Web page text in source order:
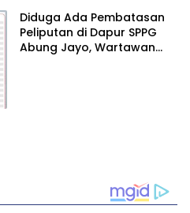
Diduga Ada Pembatasan
Peliputan di Dapur SPPG
Abung Jayo, Wartawan